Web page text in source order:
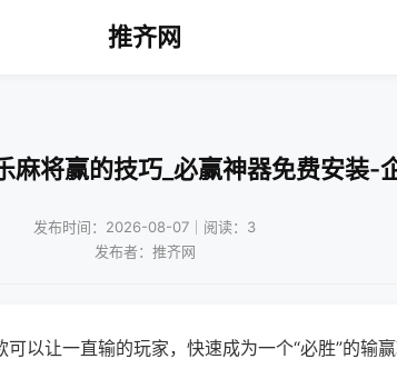
推齐网
麻将赢的技巧_必赢神器免费安装-
发布时间：2026-08-07｜阅读：3
发布者：推齐网
以让一直输的玩家，快速成为一个“必胜”的输